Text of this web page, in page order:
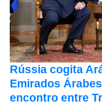
Rússia cogita
Emirados
encontro entre